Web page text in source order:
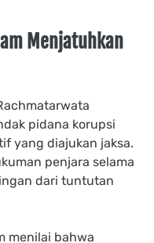
Menjatuhkan
pidana korupsi
yang diajukan jaksa.
penjara selama
dari tuntutan
menilai bahwa